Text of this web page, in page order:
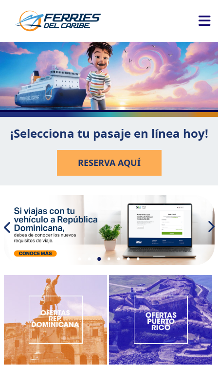
¡Selecciona tu pasaje en línea hoy!
RESERVA AQUÍ
• • • • •